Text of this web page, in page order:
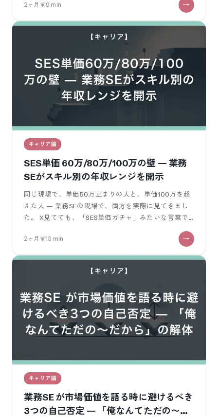
駐で4年やっ
2ヶ月前9 min
キャリア論
SES単価 60万/80万/100万の壁 — 業務
SEがスキル別の年収レンジを開示
同じ現場で、単価50万止まりの人と、単価100万を超
えた人 — 業務SEの現場で、両方を実際に見てきまし
た。 X見てても、「SES単価ガチャ」みたいな言葉で
て、越える条件も
2ヶ月前13 min
キャリア論
業務SE が市場価値を語る時に避けるべき
3つの自己否定 — 「俺なんてただの〜だ